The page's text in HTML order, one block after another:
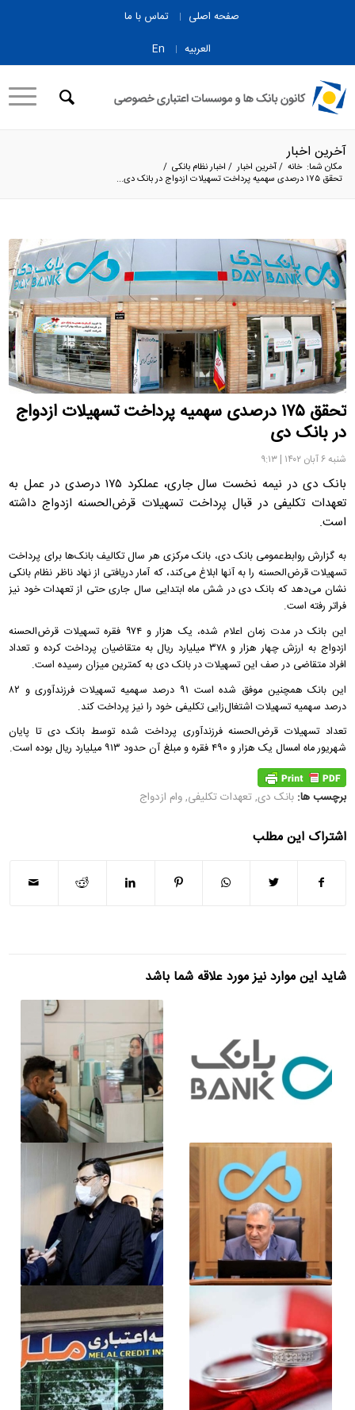
صفحه اصلی
تماس با ما
العربیه
En
آخرین اخبار
مکان شما: خانه /آخرین اخبار / اخبار نظام بانکی /
تحقق ۱۷۵ درصدی سهمیه پرداخت تسهیلات ازدواج در بانک دی...
تحقق ۱۷۵ درصدی سهمیه پرداخت تسهیلات ازدواج
در بانک دی
شنبه ۶ آبان ۱۴۰۲ | ۹:۱۳
بانک دی در نیمه نخست سال جاری، عملکرد ۱۷۵ درصدی در عمل به
تعهدات تکلیفی در قبال پرداخت تسهیلات قرض‌الحسنه ازدواج داشته
است.
به گزارش روابط‌عمومی بانک دی، بانک مرکزی هر سال تکالیف بانک‌ها برای پرداخت
تسهیلات قرض‌الحسنه را به آنها ابلاغ می‌کند، که آمار دریافتی از نهاد ناظر نظام بانکی
نشان می‌دهد که بانک دی در شش ماه ابتدایی سال جاری حتی از تعهدات خود نیز
فراتر رفته است.
این بانک در مدت زمان اعلام شده، یک هزار و ۹۷۴ فقره تسهیلات قرض‌الحسنه
ازدواج به ارزش چهار هزار و ۳۷۸ میلیارد ریال به متقاضیان پرداخت کرده و تعداد
افراد متقاضی در صف این تسهیلات در بانک دی به کمترین میزان رسیده است.
این بانک همچنین موفق شده است ۹۱ درصد سهمیه تسهیلات فرزندآوری و ۸۲
درصد سهمیه تسهیلات اشتغال‌زایی تکلیفی خود را نیز پرداخت کند.
تعداد تسهیلات قرض‌الحسنه فرزندآوری پرداخت شده توسط بانک دی تا پایان
شهریور ماه امسال یک هزار و ۴۹۰ فقره و مبلغ آن حدود ۹۱۳ میلیارد ریال بوده است.
برچسب ها: بانک دی,تعهدات تکلیفی,وام ازدواج
اشتراک این مطلب
شاید این موارد نیز مورد علاقه شما باشد